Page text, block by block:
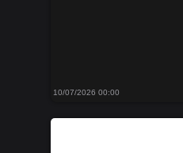
10/07/2026 00:00